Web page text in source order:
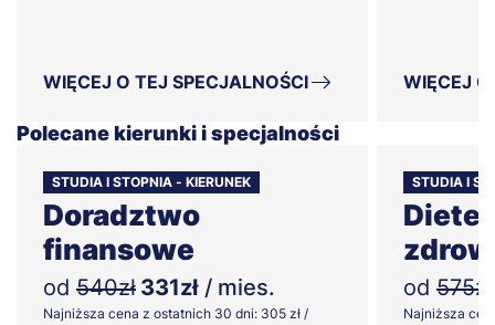
WIĘCEJ O TEJ SPECJALNOŚCI WIĘCEJ
Polecane kierunki i specjalności
STUDIA I STOPNIA - KIERUNEK
Doradztwo
finansowe
od 540zł 331zł / mies.
Najniższa cena z ostatnich 30 dni: 305 zł /
STUDIA I
od 575zł
Najniższa